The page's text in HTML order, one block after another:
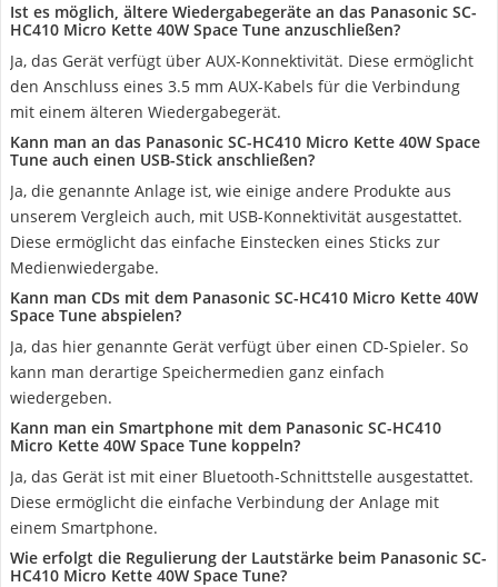
Ist es möglich, ältere Wiedergabegeräte an das Panasonic SC-
HC410 Micro Kette 40W Space Tune anzuschließen?
Ja, das Gerät verfügt über AUX-Konnektivität. Diese ermöglicht
den Anschluss eines 3.5 mm AUX-Kabels für die Verbindung
mit einem älteren Wiedergabegerät.
Kann man an das Panasonic SC-HC410 Micro Kette 40W Space
Tune auch einen USB-Stick anschließen?
Ja, die genannte Anlage ist, wie einige andere Produkte aus
unserem Vergleich auch, mit USB-Konnektivität ausgestattet.
Diese ermöglicht das einfache Einstecken eines Sticks zur
Medienwiedergabe.
Kann man CDs mit dem Panasonic SC-HC410 Micro Kette 40W
Space Tune abspielen?
Ja, das hier genannte Gerät verfügt über einen CD-Spieler. So
kann man derartige Speichermedien ganz einfach
wiedergeben.
Kann man ein Smartphone mit dem Panasonic SC-HC410
Micro Kette 40W Space Tune koppeln?
Ja, das Gerät ist mit einer Bluetooth-Schnittstelle ausgestattet.
Diese ermöglicht die einfache Verbindung der Anlage mit
einem Smartphone.
Wie erfolgt die Regulierung der Lautstärke beim Panasonic SC-
HC410 Micro Kette 40W Space Tune?